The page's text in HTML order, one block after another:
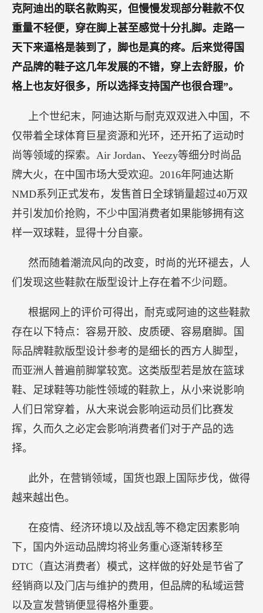
克阿迪出的联名款购买，但慢慢发现部分鞋款不仅
重量不轻便，穿在脚上甚至感觉十分扎脚。走路一
天下来逼格是装到了，脚也是真的疼。后来觉得国
产品牌的鞋子这几年发展的不错，穿上去舒服，价
格上也友好很多，所以选择支持国产也很合理”。
上个世纪末，阿迪达斯与耐克双双进入中国，不
仅带着全球体育巨星资源和光环，还开拓了运动时
尚等领域的探索。Air Jordan、Yeezy等细分时尚品
牌大火，在中国市场大受欢迎。2016年阿迪达斯
NMD系列正式发布，发售首日全球销量超过40万双
并引发加价抢购，不少中国消费者如果能够拥有这
样一双球鞋，显得十分自豪。
然而随着潮流风向的改变，时尚的光环褪去，人
们发现这些鞋款在版型设计上存在着不少问题。
根据网上的评价可得出，耐克或阿迪的这些鞋款
存在以下特点：容易开胶、皮质硬、容易磨脚。国
际品牌鞋款版型设计参考的是细长的西方人脚型，
而亚洲人普遍前脚掌较宽。这类版型若是放在篮球
鞋、足球鞋等功能性领域的鞋款上，从小来说影响
人们日常穿着，从大来说会影响运动员们比赛发
挥，久而久之必定会影响消费者们对于产品的选
择。
此外，在营销领域，国货也跟上国际步伐，做得
越来越出色。
在疫情、经济环境以及战乱等不稳定因素影响
下，国内外运动品牌均将业务重心逐渐转移至
DTC（直达消费者）模式，这样做的好处是节省了
经销商以及门店与维护的费用，但品牌的私域运营
以及宣发营销便显得格外重要。